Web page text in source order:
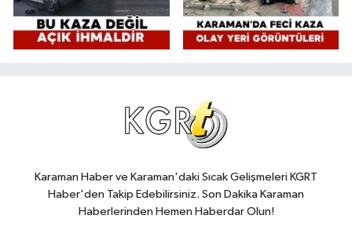
Karaman Haber ve Karaman'daki Sıcak Gelişmeleri KGRT
Haber'den Takip Edebilirsiniz. Son Dakika Karaman
Haberlerinden Hemen Haberdar Olun!